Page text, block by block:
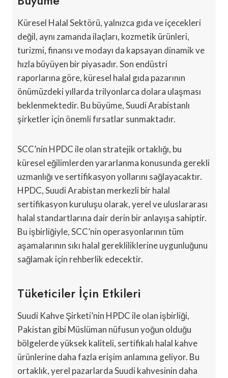
Küresel Halal Sektörü, yalnızca gıda ve içecekleri
değil, aynı zamanda ilaçları, kozmetik ürünleri,
turizmi, finansı ve modayı da kapsayan dinamik ve
hızla büyüyen bir piyasadır. Son endüstri
raporlarına göre, küresel halal gıda pazarının
önümüzdeki yıllarda trilyonlarca dolara ulaşması
beklenmektedir. Bu büyüme, Suudi Arabistanlı
şirketler için önemli fırsatlar sunmaktadır.
SCC’nin HPDC ile olan stratejik ortaklığı, bu
küresel eğilimlerden yararlanma konusunda gerekli
uzmanlığı ve sertifikasyon yollarını sağlayacaktır.
HPDC, Suudi Arabistan merkezli bir halal
sertifikasyon kuruluşu olarak, yerel ve uluslararası
halal standartlarına dair derin bir anlayışa sahiptir.
Bu işbirliğiyle, SCC’nin operasyonlarının tüm
aşamalarının sıkı halal gerekliliklerine uygunluğunu
sağlamak için rehberlik edecektir.
Tüketiciler İçin Etkileri
Suudi Kahve Şirketi’nin HPDC ile olan işbirliği,
Pakistan gibi Müslüman nüfusun yoğun olduğu
bölgelerde yüksek kaliteli, sertifikalı halal kahve
ürünlerine daha fazla erişim anlamına geliyor. Bu
ortaklık, yerel pazarlarda Suudi kahvesinin daha